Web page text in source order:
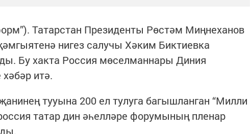
Татарстан Президенты Рөстәм Миңнеханов
нигез салучы Хәким Биктиевка
Бу хакта Россия мөселманнары Диния
итә.
тууына 200 ел тулуга багышланган “Милли
татар дин әһелләре форумының пленар